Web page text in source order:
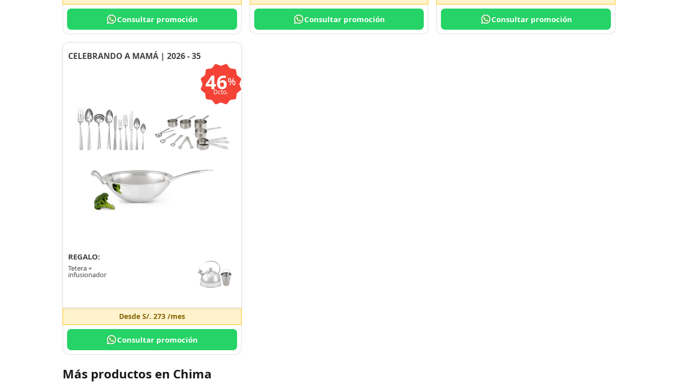
Consultar promoción Consultar promoción Consultar promoción
CELEBRANDO A MAMÁ | 2026 - 35
46%
Dcto.
REGALO:
Tetera +
infusionador
Desde S/. 273/mes
Consultar promoción
Más productos en Chima